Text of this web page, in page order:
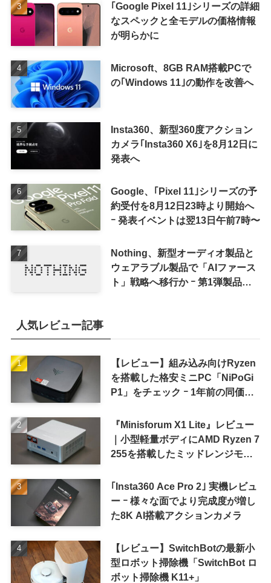
｢Google Pixel 11｣シリーズの詳細
なスペックと全モデルの価格情報
が明らかに
Microsoft、8GB RAM搭載PCで
の｢Windows 11｣の動作を改善へ
Insta360、新型360度アクション
カメラ｢Insta360 X6｣を8月12日に
発表へ
Google、｢Pixel 11｣シリーズの予
約受付を8月12日23時より開始へ
ｰ 発表イベントは翌13日午前7時〜
Nothing、新型オーディオ製品と
ウェアラブル製品で「AIファース
ト」戦略へ移行か ｰ 第1弾製品は
人気レビュー記事
【レビュー】組み込み向けRyzen
を搭載した格安ミニPC「NiPoGi
P1」をチェック ｰ 1年前の同価格
『Minisforum X1 Lite』レビュー
｜小型軽量ボディにAMD Ryzen 7
255を搭載したミッドレンジモデ
｢Insta360 Ace Pro 2｣ 実機レビュ
ー ｰ 様々な面でより完成度が増し
た8K AI搭載アクションカメラ
【レビュー】SwitchBotの最新小
型ロボット掃除機「SwitchBot ロ
ボット掃除機 K11+」